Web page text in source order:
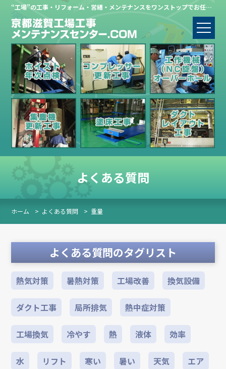
“工場”の工事・リフォーム・営繕・メンテナンスをワンストップでお任せください。
よくある質問
ホーム > よくある質問 > 重量
よくある質問のタグリスト
熱気対策 暑熱対策 工場改善 換気設備
ダクト工事 局所排気 熱中症対策
工場換気 冷やす 熱 液体 効率
水 リフト 寒い 暑い 天気 エア